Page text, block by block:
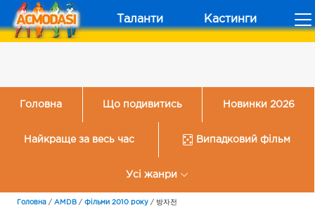
Таланти Кастинги
Головна Що подивитись Новинки 2026
Найкраще за весь час Випадковий фільм
Усі жанри
Головна / AMDB / Фільми 2010 року / 방자전